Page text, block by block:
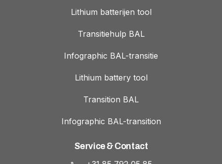
Lithium batterijen tool
Transitiehulp BAL
Infographic BAL-transitie
Lithium battery tool
Transition BAL
Infographic BAL-transition
Service & Contact